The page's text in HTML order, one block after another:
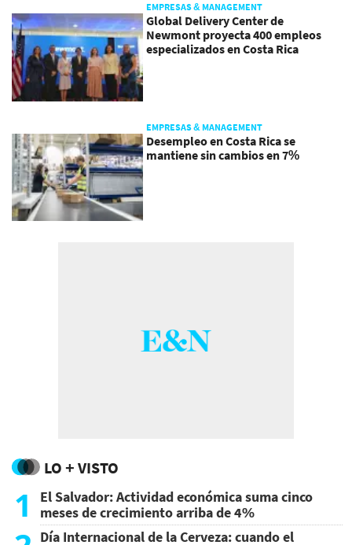
EMPRESAS & MANAGEMENT
Global Delivery Center de
Newmont proyecta 400 empleos
especializados en Costa Rica
EMPRESAS & MANAGEMENT
Desempleo en Costa Rica se
mantiene sin cambios en 7%
LO + VISTO
1
El Salvador: Actividad económica suma cinco
meses de crecimiento arriba de 4%
Día Internacional de la Cerveza: cuando el